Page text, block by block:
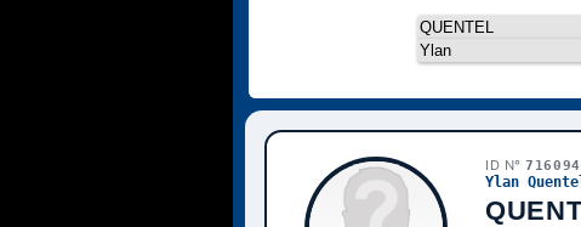
ID N°716094
Ylan